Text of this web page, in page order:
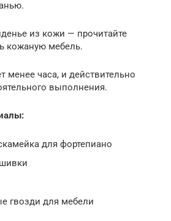
из кожи — прочитайте
кожаную мебель.
менее часа, и действительно
выполнения.
для фортепиано
гвозди для мебели